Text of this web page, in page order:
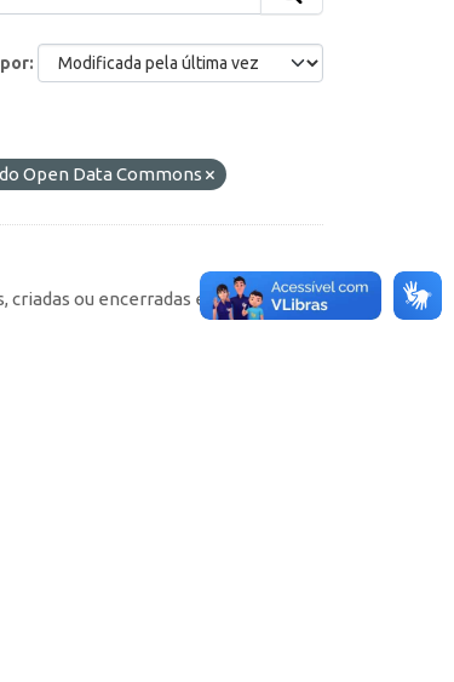
Open Data Commons
ou encerradas em cada